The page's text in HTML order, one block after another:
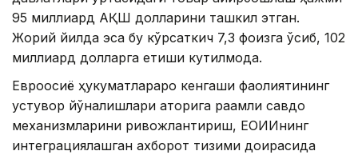
95 миллиард АҚШ долларини ташкил этган.
Жорий йилда эса бу кўрсаткич 7,3 фоизга ўсиб, 102
миллиард долларга етиши кутилмоқда.
Евроосиё ҳукуматлараро кенгаши фаолиятининг
устувор йўналишлари қаторига рақамли савдо
механизмларини ривожлантириш, ЕОИИнинг
интеграциялашган ахборот тизими доирасида